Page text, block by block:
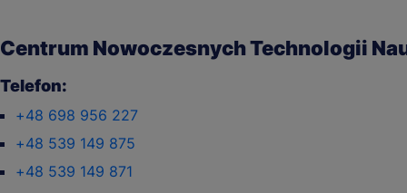
Centrum Nowoczesnych Technologii
Telefon:
+48 698 956 227
+48 539 149 875
+48 539 149 871